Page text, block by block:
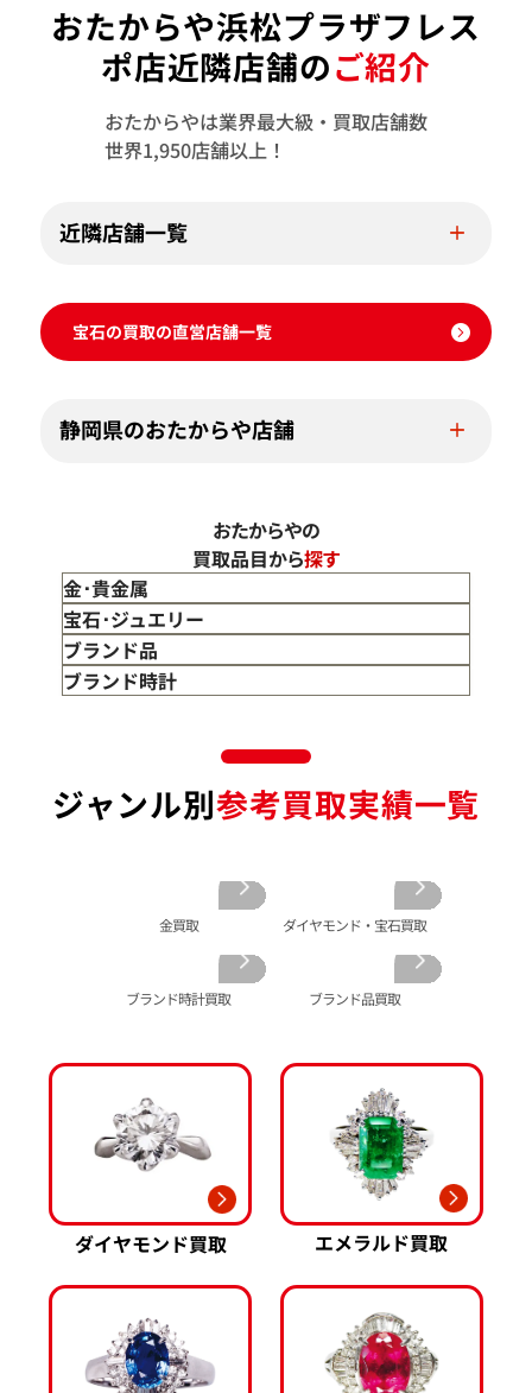
おたからや浜松プラザフレス
ポ店近隣店舗のご紹介
おたからやは業界最大級・買取店舗数
世界1,950店舗以上！
近隣店舗一覧
宝石の買取の直営店舗一覧
静岡県のおたからや店舗
おたからやの
買取品目から探す
金･貴金属
金 買取
金のインゴット 買取
金のアクセサリー 買取
金のブレスレット 買取
金のブローチ 買取
大判･小判 買取
ホワイトゴールド 買取
金コンビ 買取
プラチナ 買取
プラチナインゴット 買取
Pt950 買取
Pt850 買取
Pt&Pm 買取
銀･シルバー 買取
宝石･ジュエリー
宝石･ジュエリー買取
ダイヤモンド 買取
オパール 買取
パライバトルマリン 買取
パール 買取
ブランド品
バッグ･小物 買取
ルイ･ヴィトン 買取
カルティエ 買取
ハリー･ウィンストン 買取
ヴァンクリーフ&
グッチ 買取
買取可能な商品をもっと見る
ブランド時計
フィリップ 買取
シャネル 買取
タグ・ホイヤー 買取
買取
ブライトリング
買取
ヴァシュロン・コンスタンタン 買取
ゾーネ 買取
パネライ 買取
ブルガリ 買取
フランク ミュラー 買取
IWC 買取
買取可能な商品をもっと見る
ジャンル別参考買取実績一覧
金買取 ダイヤモンド・宝石買取
ブランド時計買取 ブランド品買取
ダイヤモンド買取 エメラルド買取